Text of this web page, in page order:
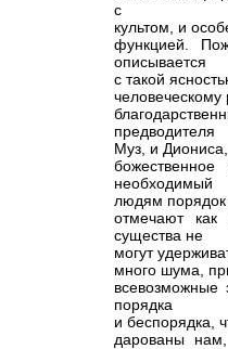
с
культом, и
функцией.
описывается
с такой
человеческому
предводителя
Муз, и Диониса,
необходимый
людям порядок
отмечают
существа не
могут
много шума,
всевозможные
порядка
и беспорядка,
дарованы